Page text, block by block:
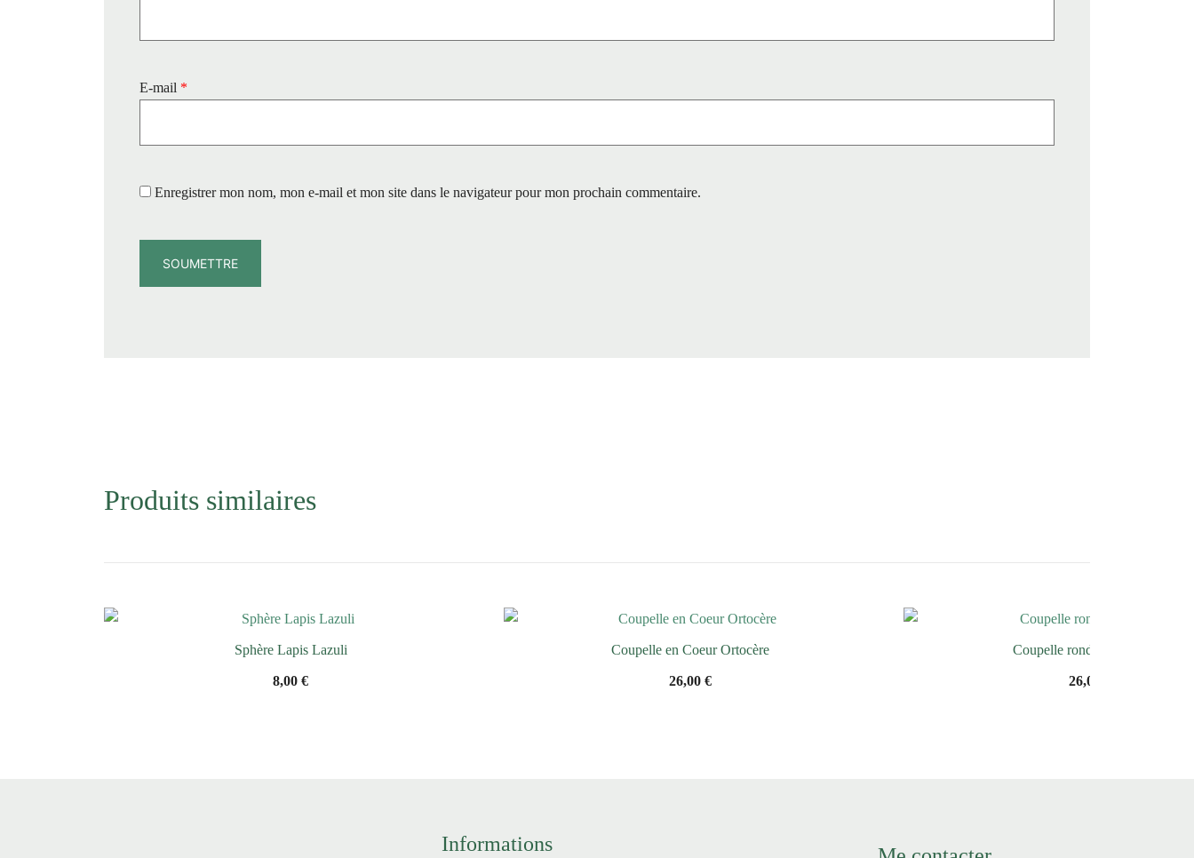
E-mail *
Enregistrer mon nom, mon e-mail et mon site dans le navigateur pour mon prochain commentaire.
Produits similaires
Sphère Lapis Lazuli
8,00 €
Coupelle en Coeur Ortocère
26,00 €
Coupelle ronde en Ortocère
26,00
Informations